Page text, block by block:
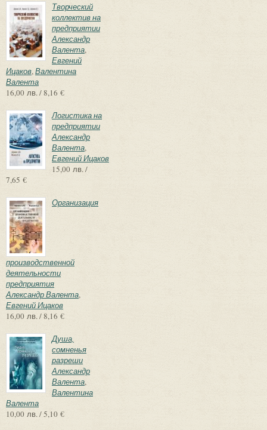
Творческий
коллектив на
предприятии
Александр
Валента,
Евгений
Ицаков,Валентина
Валента
16,00 лв. / 8,16 €
Логистика на
предприятии
Александр
Валента,
Евгений Ицаков
15,00 лв. /
7,65 €
Организация
производственной
деятельности
предприятия
Александр Валента,
Евгений Ицаков
16,00 лв. / 8,16 €
Душа,
сомненья
разреши
Александр
Валента,
Валентина
Валента
10,00 лв. / 5,10 €